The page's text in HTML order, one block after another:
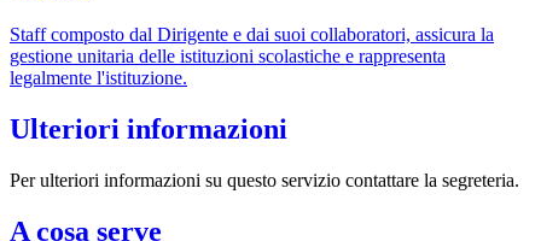
Staff composto dal Dirigente e dai suoi collaboratori, assicura la
gestione unitaria delle istituzioni scolastiche e rappresenta
legalmente l'istituzione.
Ulteriori informazioni
Per ulteriori informazioni su questo servizio contattare la segreteria.
A cosa serve